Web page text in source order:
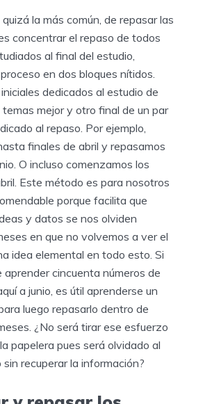
la más común, de repasar las
concentrar el repaso de todos
al final del estudio,
en dos bloques nítidos.
dedicados al estudio de
mejor y otro final de un par
al repaso. Por ejemplo,
finales de abril y repasamos
O incluso comenzamos los
Este método es para nosotros
porque facilita que
y datos se nos olviden
en que no volvemos a ver el
idea elemental en todo esto. Si
cincuenta números de
a junio, es útil aprenderse un
luego repasarlo dentro de
¿No será tirar ese esfuerzo
papelera pues será olvidado al
recuperar la información?